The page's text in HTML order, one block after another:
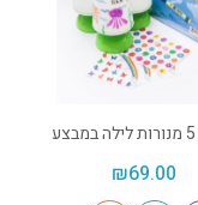
₪69.00